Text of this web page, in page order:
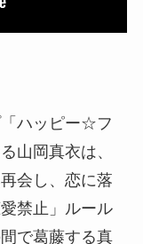
「ハッピー☆フ
山岡真衣は、
会し、恋に落
禁止」ルール
で葛藤する真